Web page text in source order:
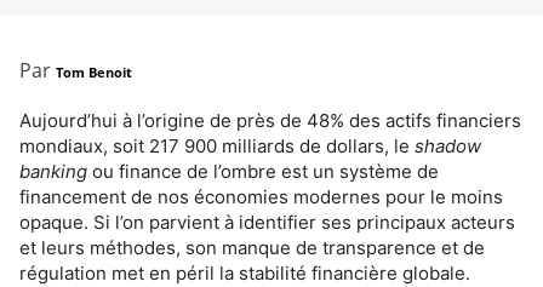
Par Tom Benoit
Aujourd’hui à l’origine de près de 48% des actifs financiers
mondiaux, soit 217 900 milliards de dollars, le shadow
banking ou finance de l’ombre est un système de
financement de nos économies modernes pour le moins
opaque. Si l’on parvient à identifier ses principaux acteurs
et leurs méthodes, son manque de transparence et de
régulation met en péril la stabilité financière globale.